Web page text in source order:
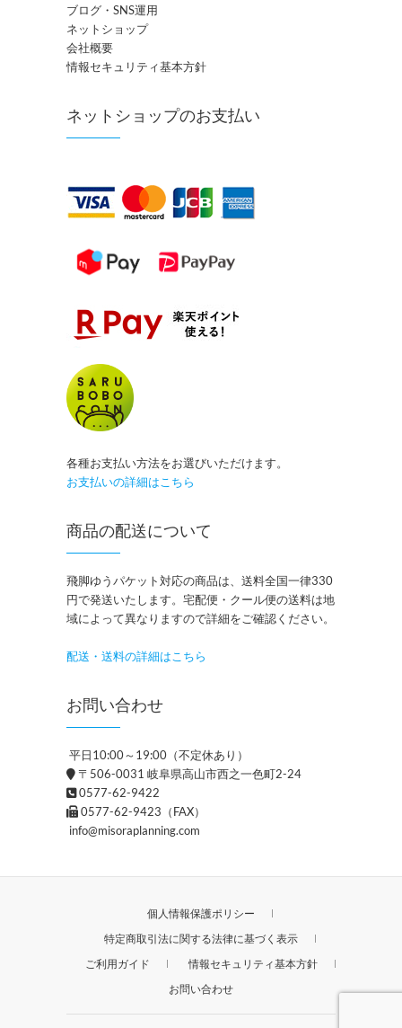
ブログ・SNS運用
ネットショップ
会社概要
情報セキュリティ基本方針
ネットショップのお支払い
各種お支払い方法をお選びいただけます。
お支払いの詳細はこちら
商品の配送について
飛脚ゆうパケット対応の商品は、送料全国一律330
円で発送いたします。宅配便・クール便の送料は地
域によって異なりますので詳細をご確認ください。
配送・送料の詳細はこちら
お問い合わせ
平日10:00～19:00（不定休あり）
〒506-0031 岐阜県高山市西之一色町2-24
0577-62-9422
0577-62-9423（FAX）
info@misoraplanning.com
個人情報保護ポリシー
特定商取引法に関する法律に基づく表示
ご利用ガイド
情報セキュリティ基本方針
お問い合わせ